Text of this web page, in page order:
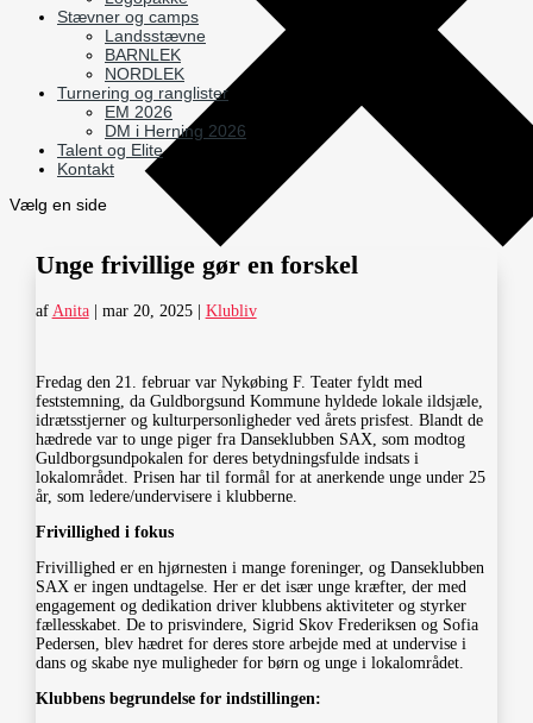
Stævner og camps
Landsstævne
BARNLEK
NORDLEK
Turnering og ranglister
EM 2026
DM i Herning 2026
Talent og Elite
Kontakt
Vælg en side
Unge frivillige gør en forskel
af Anita| mar 20, 2025| Klubliv
Fredag den 21. februar var Nykøbing F. Teater fyldt med
feststemning, da Guldborgsund Kommune hyldede lokale ildsjæle,
idrætsstjerner og kulturpersonligheder ved årets prisfest. Blandt de
hædrede var to unge piger fra Danseklubben SAX, som modtog
Guldborgsundpokalen for deres betydningsfulde indsats i
lokalområdet. Prisen har til formål for at anerkende unge under 25
år, som ledere/undervisere i klubberne.
Frivillighed i fokus
Frivillighed er en hjørnesten i mange foreninger, og Danseklubben
SAX er ingen undtagelse. Her er det især unge kræfter, der med
engagement og dedikation driver klubbens aktiviteter og styrker
fællesskabet. De to prisvindere, Sigrid Skov Frederiksen og Sofia
Pedersen, blev hædret for deres store arbejde med at undervise i
dans og skabe nye muligheder for børn og unge i lokalområdet.
Klubbens begrundelse for indstillingen: